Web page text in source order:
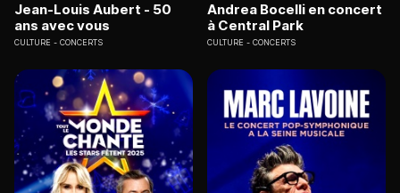
Jean-Louis Aubert - 50
ans avec vous
CULTURE CONCERTS
Andrea Bocelli en concert
à Central Park
CULTURE CONCERTS